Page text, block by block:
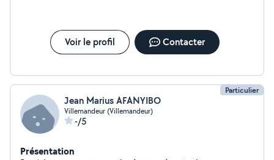
Voir le profil Contacter
Particulier
Jean Marius AFANYIBO
Villemandeur (Villemandeur)
-/5
Présentation